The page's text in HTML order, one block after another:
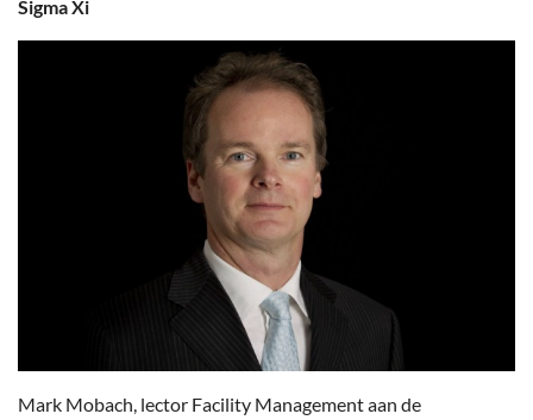
Sigma Xi
Mark Mobach, lector Facility Management aan de